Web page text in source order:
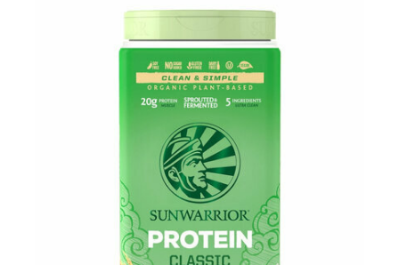
L’ÉQUILIBRE PARFAIT ENTRE DOUCEUR ET INTENSITÉ
Un café riche avec un soupçon de caramel pour un
moment de pure détente… ou de concentration avant le
Une énergie immédiate et stable, sans pic de glycémie,
qui vous accompagne toute la matinée et un allié parfait
après l’entraînement.
Pour ceux qui veulent retrouver le plaisir d’un vrai café